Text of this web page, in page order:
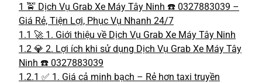
1 🚖 Dịch Vụ Grab Xe Máy Tây Ninh ☎️ 0327883039 –
Giá Rẻ, Tiện Lợi, Phục Vụ Nhanh 24/7
1.1 🚀 1. Giới thiệu về Dịch Vụ Grab Xe Máy Tây Ninh
1.2 💎 2. Lợi ích khi sử dụng Dịch Vụ Grab Xe Máy Tây
Ninh ☎️ 0327883039
1.2.1 ✅ 1. Giá cả minh bạch – Rẻ hơn taxi truyền